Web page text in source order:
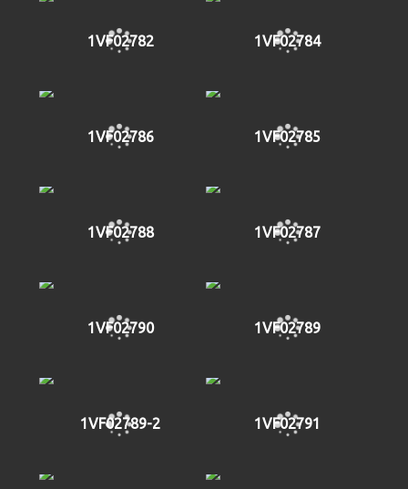
1VF02782 1VF02784
1VF02786 1VF02785
1VF02788 1VF02787
1VF02790 1VF02789
1VF02789-2 1VF02791